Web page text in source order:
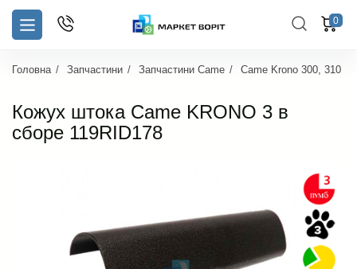
0
Головна Запчастини Запчастини Came Came Krono 300, 310
Кожух штока Came KRONO 3 в
сборе 119RID178